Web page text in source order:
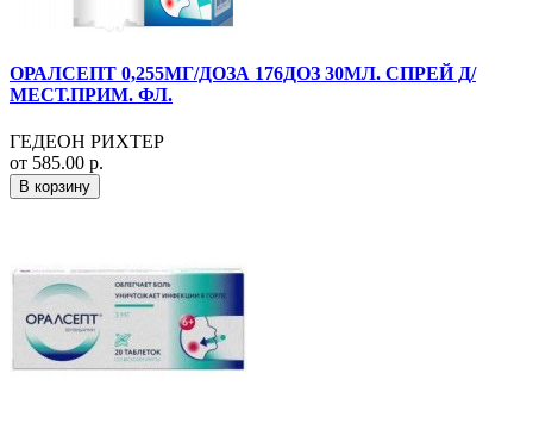
ОРАЛСЕПТ 0,255МГ/ДОЗА 176ДОЗ 30МЛ. СПРЕЙ Д/
МЕСТ.ПРИМ. ФЛ.
ГЕДЕОН РИХТЕР
от 585.00 р.
В корзину